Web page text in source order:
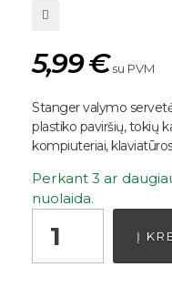
5,99€ su PVM
Stanger valymo
plastiko paviršių, tokių
kompiuteriai,
Perkant 3 ar
nuolaida.
Į